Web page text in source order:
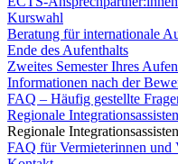
Kurswahl
Beratung für internationale
Ende des Aufenthalts
Zweites Semester Ihres
Informationen nach der
FAQ – Häufig gestellte
Regionale
Regionale
FAQ für Vermieterinnen und